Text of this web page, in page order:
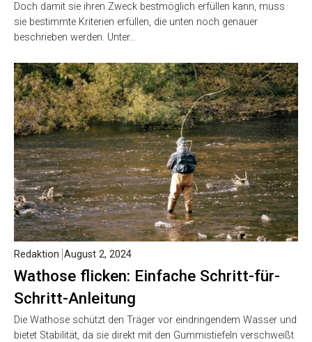
Doch damit sie ihren Zweck bestmöglich erfüllen kann, muss
sie bestimmte Kriterien erfüllen, die unten noch genauer
beschrieben werden. Unter…
Wathose flicken: Einfache Schritt-für-
Schritt-Anleitung
Redaktion August 2, 2024
Die Wathose schützt den Träger vor eindringendem Wasser und
bietet Stabilität, da sie direkt mit den Gummistiefeln verschweißt